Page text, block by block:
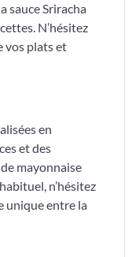
sauce Sriracha
N’hésitez
vos plats et
en
et des
mayonnaise
n’hésitez
unique entre la